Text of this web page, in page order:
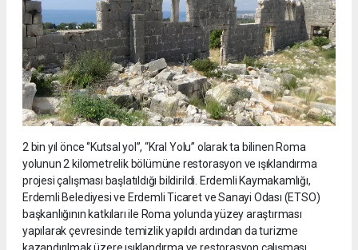
2 bin yıl önce ‘’Kutsal yol’’, “Kral Yolu” olarak ta bilinen Roma
yolunun 2 kilometrelik bölümüne restorasyon ve ışıklandırma
projesi çalışması başlatıldığı bildirildi. Erdemli Kaymakamlığı,
Erdemli Belediyesi ve Erdemli Ticaret ve Sanayi Odası (ETSO)
başkanlığının katkıları ile Roma yolunda yüzey araştırması
yapılarak çevresinde temizlik yapıldı ardından da turizme